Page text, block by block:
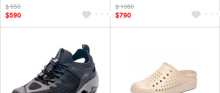
$ 650
$590
$ 1080
$790